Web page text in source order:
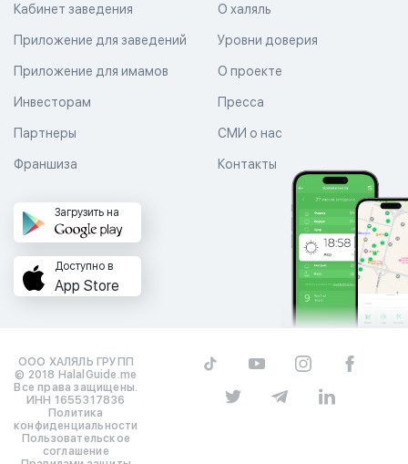
О халяль
Уровни доверия
Кабинет заведения
Приложение для заведений
Приложение для имамов О проекте
Пресса
СМИ о нас
Контакты
Инвесторам
Партнеры
Франшиза
Загрузить на
Доступно в
App Store
ООО ХАЛЯЛЬ ГРУПП
© 2018 HalalGuide.me
Все права защищены.
ИНН 1655317836
Политика
конфиденциальности
Пользовательское
соглашение